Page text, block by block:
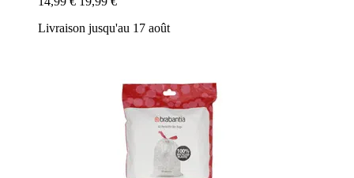
Livraison jusqu'au 17 août